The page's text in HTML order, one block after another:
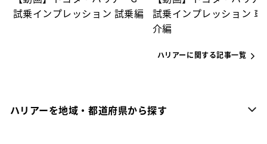
試乗インプレッション 試乗編
試乗インプレッション 車
介編
ハリアーに関する記事一覧
ハリアーを地域・都道府県から探す